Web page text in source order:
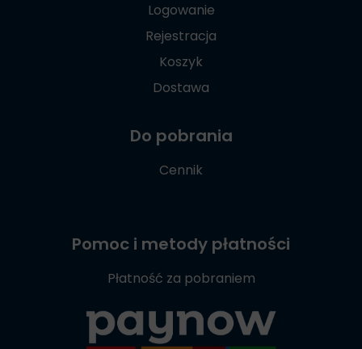
Logowanie
Rejestracja
Koszyk
Dostawa
Do pobrania
Cennik
Pomoc i metody płatności
Płatność za pobraniem